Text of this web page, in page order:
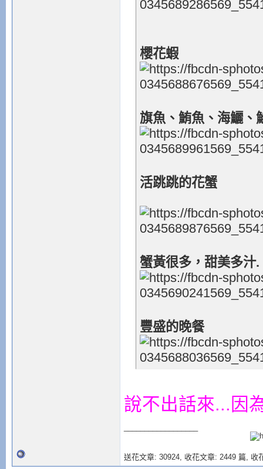
櫻花蝦
旗魚、鮪魚、海鱺、
活跳跳的花蟹
蟹黃很多，甜美多汁.
豐盛的晚餐
說不出話來...因
送花文章: 30924, 收花文章: 2449 篇, 收